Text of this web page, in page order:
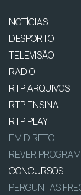
NOTÍCIAS
DESPORTO
TELEVISÃO
RÁDIO
RTP ARQUIVOS
RTP ENSINA
RTP PLAY
EM DIRETO
REVER
CONCURSOS
PERGUNTAS